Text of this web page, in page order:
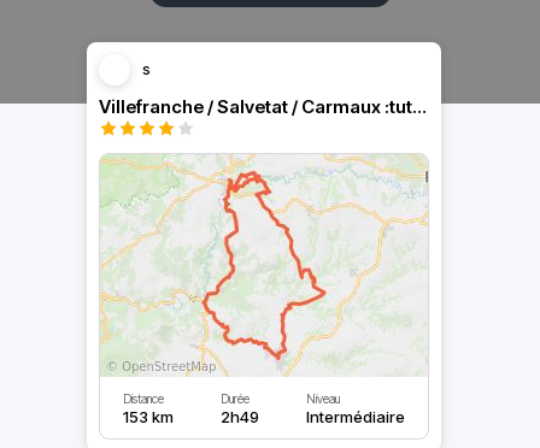
s
Villefranche / Salvetat / Carmaux :tutti-frutti
Distance
153 km
Durée
2h49
Niveau
Intermédiaire